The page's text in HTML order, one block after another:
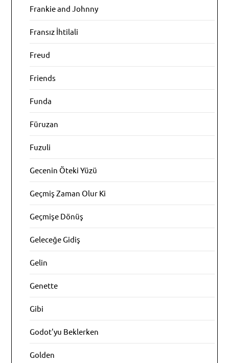
Frankie and Johnny
Fransız İhtilali
Freud
Friends
Funda
Füruzan
Fuzuli
Gecenin Öteki Yüzü
Geçmiş Zaman Olur Ki
Geçmişe Dönüş
Geleceğe Gidiş
Gelin
Genette
Gibi
Godot'yu Beklerken
Golden